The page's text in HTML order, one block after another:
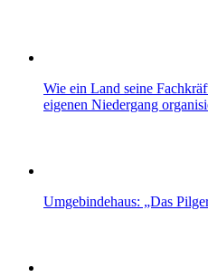
Wie ein Land seine
eigenen Niedergang
Umgebindehaus: „Das